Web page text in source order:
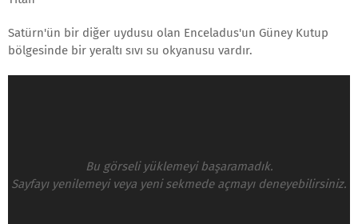
Satürn'ün bir diğer uydusu olan Enceladus'un Güney Kutup
bölgesinde bir yeraltı sıvı su okyanusu vardır.
Bu görseli yüklemeyi başaramadık.
Sayfayı yenilemeyi veya yeni sekmede açmayı deneyebilirsiniz.